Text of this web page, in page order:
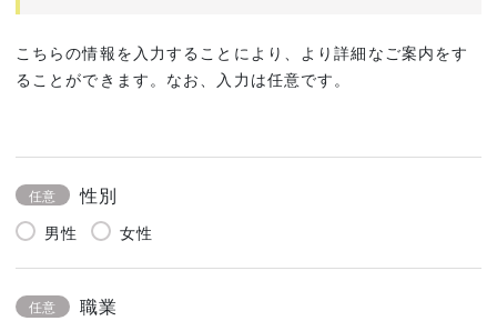
こちらの情報を入力することにより、より詳細なご案内をす
ることができます。なお、入力は任意です。
任意 性別
男性 女性
任意 職業